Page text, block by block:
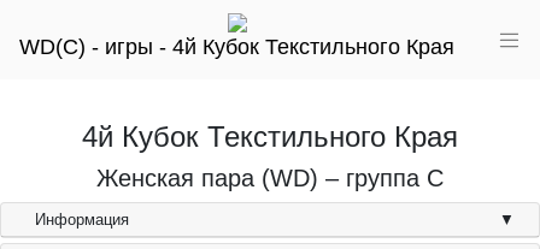
WD(C) - игры - 4й Кубок Текстильного Края
4й Кубок Текстильного Края
Женская пара (WD) – группа C
Информация